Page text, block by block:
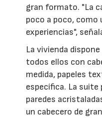
gran formato. "La
poco a poco, como
experiencias",
La vivienda
todos ellos con
medida, papeles
específica. La
paredes
un cabecero de